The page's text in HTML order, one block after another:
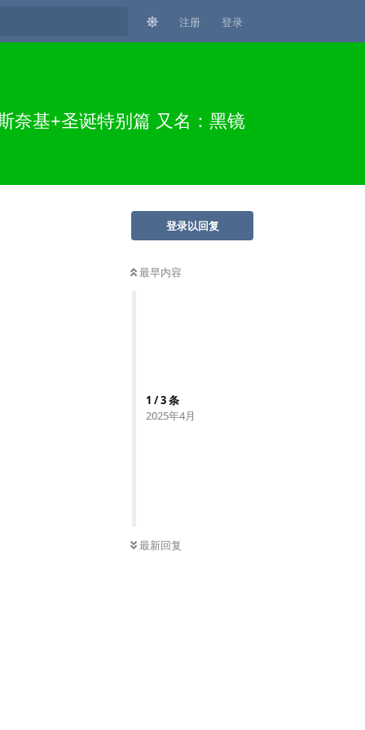
注册 登录
奈基+圣诞特别篇 又名：黑镜
登录以回复
最早内容
1 /3条
2025年4月
最新回复